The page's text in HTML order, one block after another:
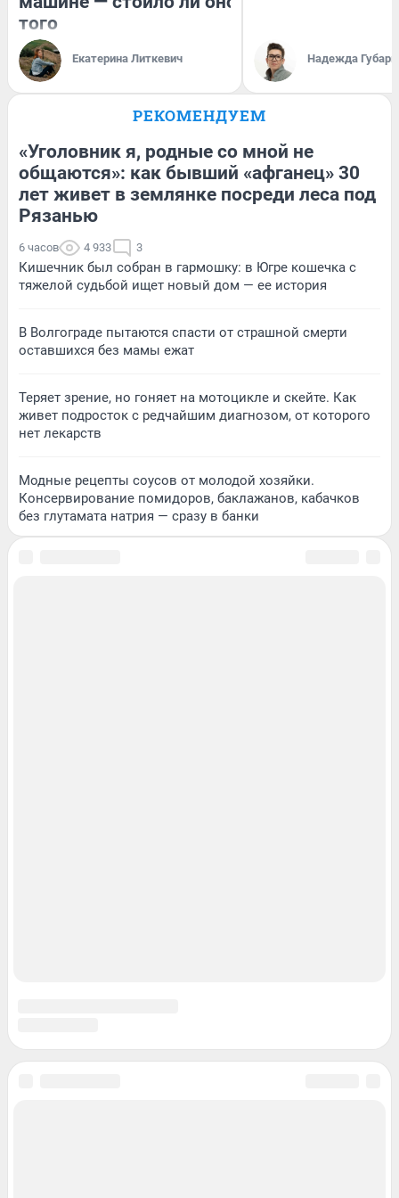
того
Екатерина Литкевич Надежда Губарь
РЕКОМЕНДУЕМ
«Уголовник я, родные со мной не
общаются»: как бывший «афганец» 30
лет живет в землянке посреди леса под
Рязанью
6 часов 4 933 3
Кишечник был собран в гармошку: в Югре кошечка с
тяжелой судьбой ищет новый дом — ее история
В Волгограде пытаются спасти от страшной смерти
оставшихся без мамы ежат
Теряет зрение, но гоняет на мотоцикле и скейте. Как
живет подросток с редчайшим диагнозом, от которого
нет лекарств
Модные рецепты соусов от молодой хозяйки.
Консервирование помидоров, баклажанов, кабачков
без глутамата натрия — сразу в банки